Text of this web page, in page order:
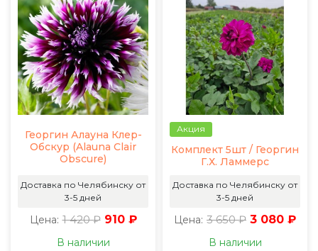
Георгин Алауна Клер-
Обскур (Alauna Clair
Obscure)
Доставка по Челябинску от
3-5 дней
Цена: 1 420 ₽ 910 ₽
В наличии
Акция
Комплект 5шт / Георгин
Г.Х. Ламмерс
Доставка по Челябинску от
3-5 дней
Цена: 3 650 ₽ 3 080 ₽
В наличии